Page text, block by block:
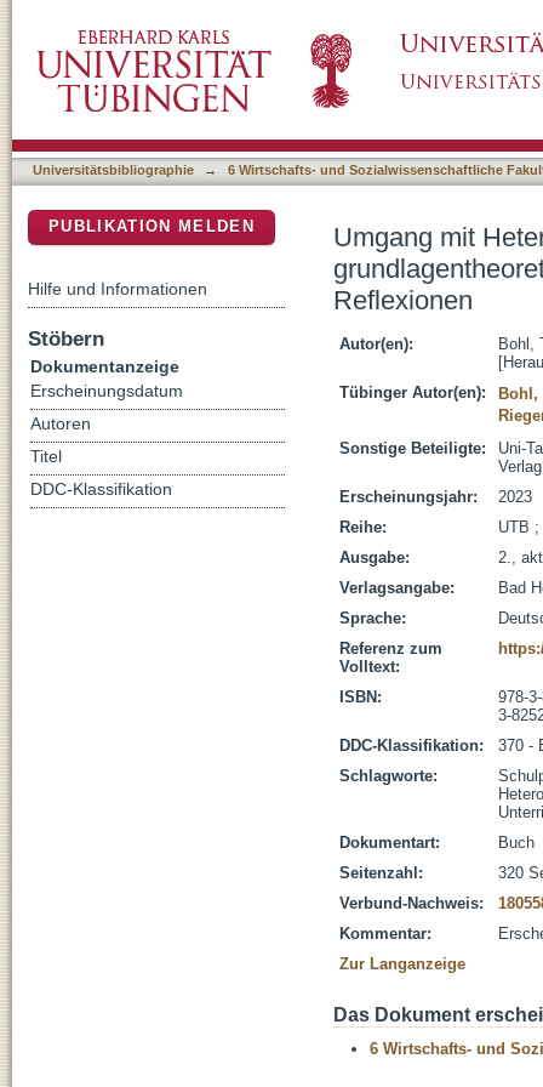
Befunde und didaktische Reflexionen
Universitätsbibliographie → 6 Wirtschafts- und Sozialwissenschaftliche
Umgang mit
Reflexionen
Autor(en):
Bohl,
Tübinger Autor(en):
Bohl,
Sonstige Beteiligte:
Uni-
Erscheinungsjahr:
2023
Reihe:
UTB ;
Ausgabe:
2.,
Verlagsangabe:
Bad
Sprache:
Referenz zum
Volltext:
ISBN:
978-
3-
DDC-Klassifikation:
370 -
Schlagworte:
Dokumentart:
Buch
Seitenzahl:
320
Verbund-Nachweis:
Kommentar:
Zur Langanzeige
Das Dokument
6 Wirtschafts- und
PUBLIKATION MELDEN
Hilfe und Informationen
Stöbern
Dokumentanzeige
Erscheinungsdatum
Autoren
Titel
DDC-Klassifikation